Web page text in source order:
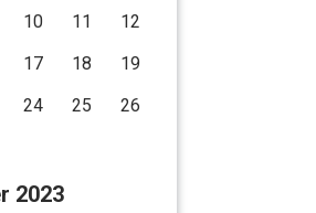
2023
10 11
12
17 18
19
24 25
26